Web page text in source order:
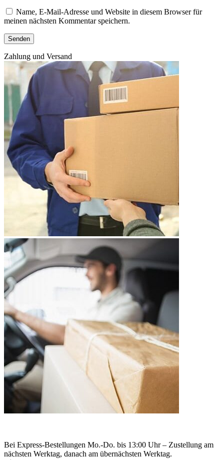
Name, E-Mail-Adresse und Website in diesem Browser für
meinen nächsten Kommentar speichern.
Zahlung und Versand
Bei Express-Bestellungen Mo.-Do. bis 13:00 Uhr – Zustellung am
nächsten Werktag, danach am übernächsten Werktag.